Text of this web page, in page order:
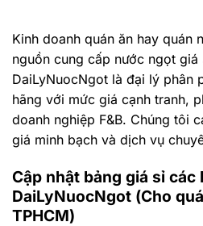
Kinh doanh quán ăn hay quán
nguồn cung cấp nước ngọt giá
DaiLyNuocNgot là đại lý phân
hãng với mức giá cạnh tranh,
doanh nghiệp F&B. Chúng tôi
giá minh bạch và dịch vụ
Cập nhật bảng giá sỉ
DaiLyNuocNgot (Cho
TPHCM)